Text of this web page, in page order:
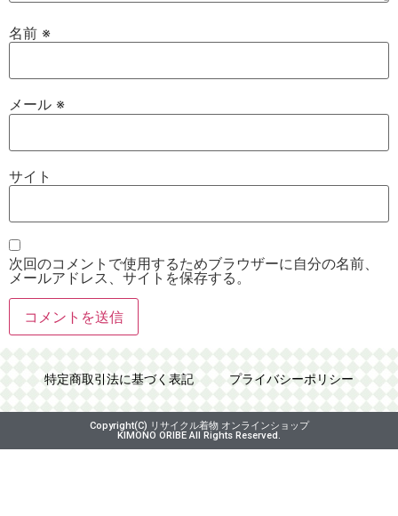
名前 ※
メール ※
サイト
次回のコメントで使用するためブラウザーに自分の名前、
メールアドレス、サイトを保存する。
特定商取引法に基づく表記 プライバシーポリシー
Copyright(C) リサイクル着物 オンラインショップ
KIMONO ORIBE All Rights Reserved.